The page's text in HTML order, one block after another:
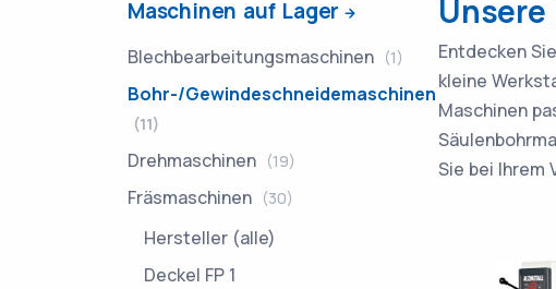
Entdecken
kleine
Maschinen
Sie bei Ihrem
Maschinen auf Lager
Blechbearbeitungsmaschinen (1)
Bohr-/Gewindeschneidemaschinen
(11)
Drehmaschinen (19)
Fräsmaschinen (30)
Hersteller (alle)
Deckel FP 1